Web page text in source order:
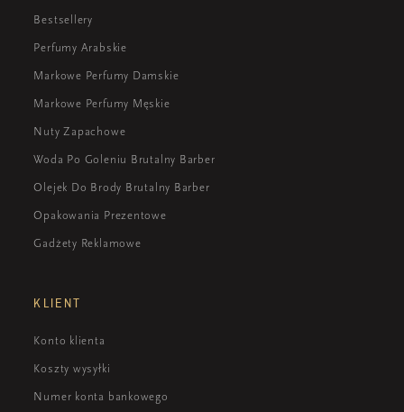
Bestsellery
Perfumy Arabskie
Markowe Perfumy Damskie
Markowe Perfumy Męskie
Nuty Zapachowe
Woda Po Goleniu Brutalny Barber
Olejek Do Brody Brutalny Barber
Opakowania Prezentowe
Gadżety Reklamowe
KLIENT
Konto klienta
Koszty wysyłki
Numer konta bankowego